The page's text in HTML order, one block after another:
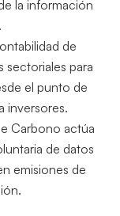
la información
de
sectoriales para
el punto de
inversores.
Carbono actúa
de datos
emisiones de